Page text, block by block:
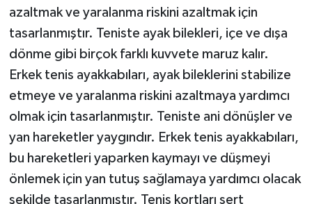
azaltmak ve yaralanma riskini azaltmak için
tasarlanmıştır. Teniste ayak bilekleri, içe ve dışa
dönme gibi birçok farklı kuvvete maruz kalır.
Erkek tenis ayakkabıları, ayak bileklerini stabilize
etmeye ve yaralanma riskini azaltmaya yardımcı
olmak için tasarlanmıştır. Teniste ani dönüşler ve
yan hareketler yaygındır. Erkek tenis ayakkabıları,
bu hareketleri yaparken kaymayı ve düşmeyi
önlemek için yan tutuş sağlamaya yardımcı olacak
şekilde tasarlanmıştır. Tenis kortları sert